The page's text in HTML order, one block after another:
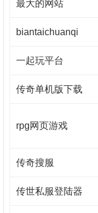
最大的网站
biantaichuanqi
一起玩平台
传奇单机版下载
rpg网页游戏
传奇搜服
传世私服登陆器